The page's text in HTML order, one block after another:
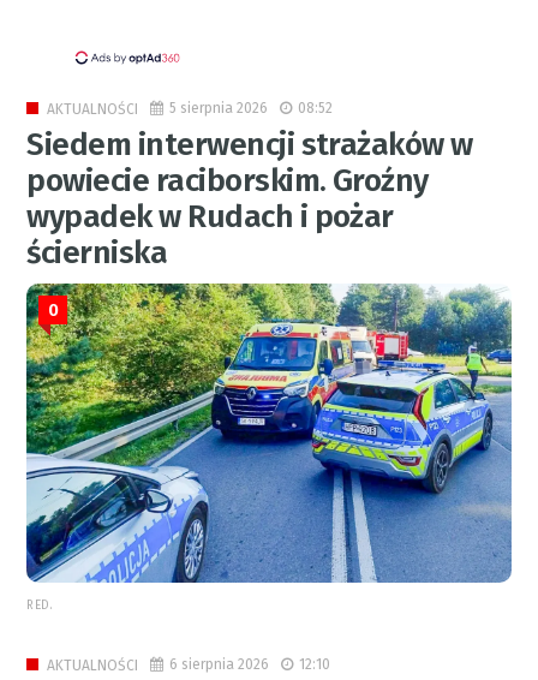
AKTUALNOŚCI 5 sierpnia 2026 08:52
Siedem interwencji strażaków w
powiecie raciborskim. Groźny
wypadek w Rudach i pożar
ścierniska
0
RED.
AKTUALNOŚCI 6 sierpnia 2026 12:10